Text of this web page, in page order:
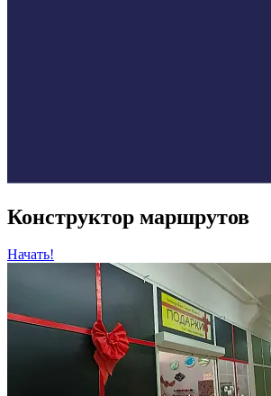
Конструктор маршрутов
Начать!